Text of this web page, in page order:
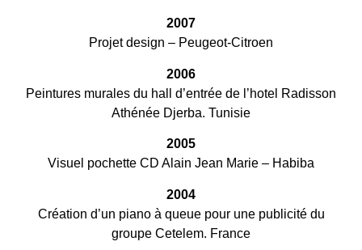
2007
Projet design – Peugeot-Citroen
2006
Peintures murales du hall d’entrée de l’hotel Radisson
Athénée Djerba. Tunisie
2005
Visuel pochette CD Alain Jean Marie – Habiba
2004
Création d’un piano à queue pour une publicité du
groupe Cetelem. France